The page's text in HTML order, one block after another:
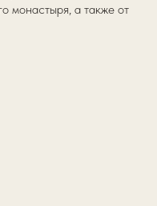
монастыря, а также от